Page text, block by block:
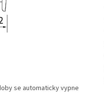
se automaticky vypne